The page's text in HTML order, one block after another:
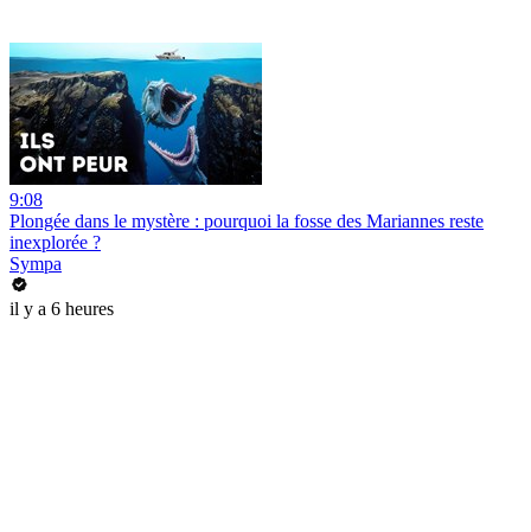
9:08
Plongée dans le mystère : pourquoi la fosse des Mariannes reste
inexplorée ?
Sympa
il y a 6 heures